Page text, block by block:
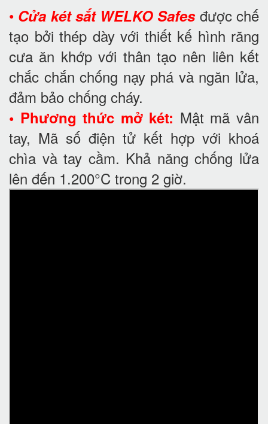
• Cửa két sắt WELKO Safesđược chế
tạo bởi thép dày với thiết kế hình răng
cưa ăn khớp với thân tạo nên liên kết
chắc chắn chống nạy phá và ngăn lửa,
đảm bảo chống cháy.
• Phương thức mở két: Mật mã vân
tay, Mã số điện tử kết hợp với khoá
chìa và tay cầm. Khả năng chống lửa
lên đến 1.200°C trong 2 giờ.